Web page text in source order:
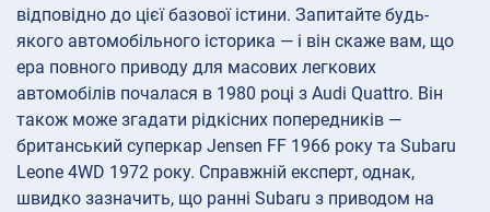
відповідно до цієї базової істини. Запитайте будь-
якого автомобільного історика — і він скаже вам, що
ера повного приводу для масових легкових
автомобілів почалася в 1980 році з Audi Quattro. Він
також може згадати рідкісних попередників —
британський суперкар Jensen FF 1966 року та Subaru
Leone 4WD 1972 року. Справжній експерт, однак,
швидко зазначить, що ранні Subaru з приводом на